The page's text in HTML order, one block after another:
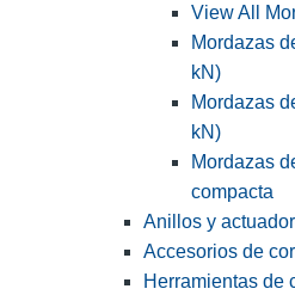
View All
Mordazas
kN)
Mordazas
kN)
Mordazas
compacta
Anillos y
Accesorios de
Herramientas de